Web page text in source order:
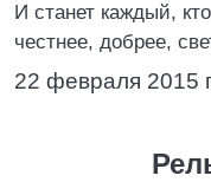
И станет каждый,
честнее, добрее,
22 февраля 2015